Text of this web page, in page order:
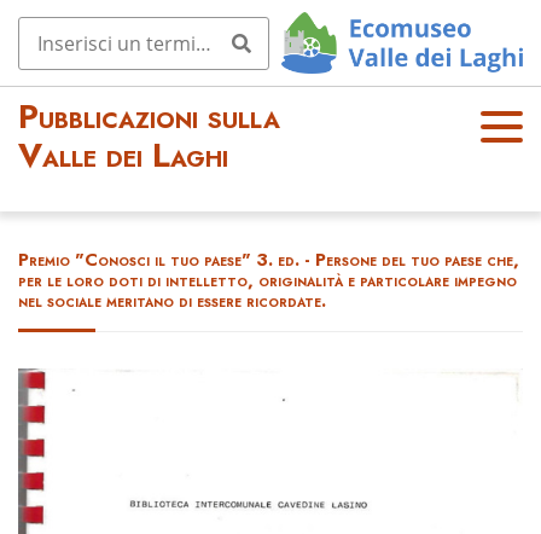
Pubblicazioni sulla
Valle dei Laghi
OPE
Premio "Conosci il tuo paese" 3. ed. - Persone del tuo paese che,
per le loro doti di intelletto, originalità e particolare impegno
nel sociale meritano di essere ricordate.